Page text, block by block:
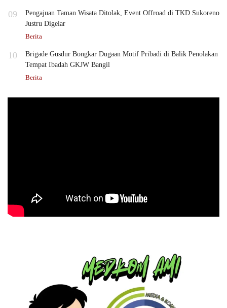
09
Pengajuan Taman Wisata Ditolak, Event Offroad di TKD Sukoreno
Justru Digelar
Berita
10
Brigade Gusdur Bongkar Dugaan Motif Pribadi di Balik Penolakan
Tempat Ibadah GKJW Bangil
Berita